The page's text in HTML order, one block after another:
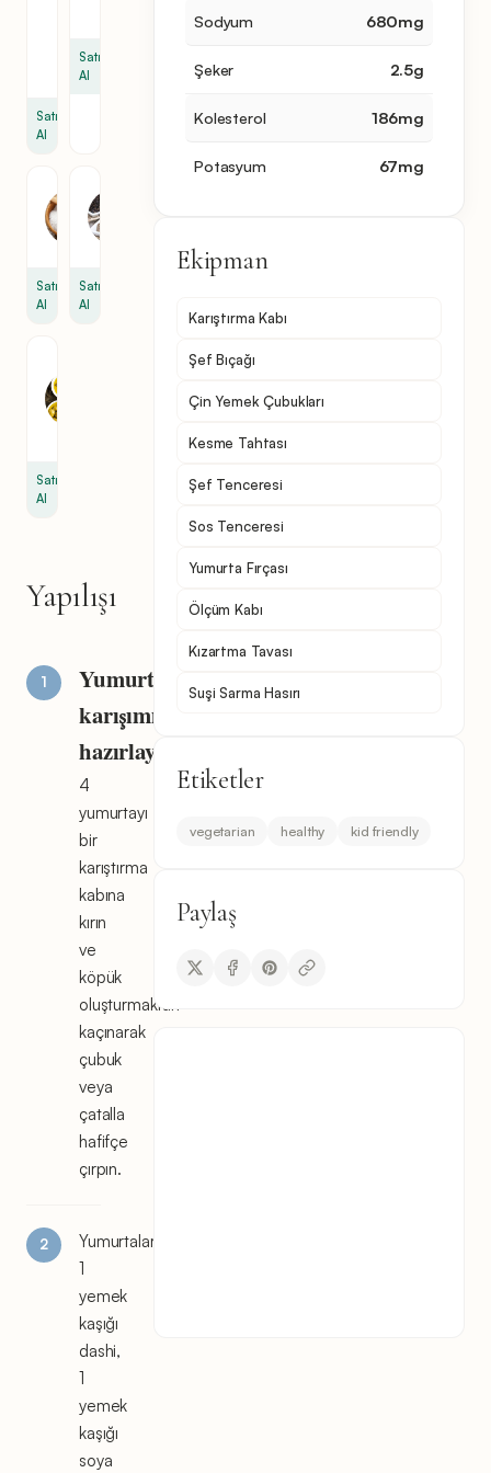
Satın
Al
Satın
Al
Satın
Al
Satın
Al
Satın
Al
Yapılışı
Yumurta
karışımını
hazırlayın
4
yumurtayı
bir
karıştırma
kabına
kırın
ve
köpük
oluşturmaktan
kaçınarak
çubuk
veya
çatalla
hafifçe
çırpın.
Yumurtalara
1
yemek
kaşığı
dashi,
1
yemek
kaşığı
soya
Sodyum 680mg
Şeker 2.5g
Kolesterol 186mg
Potasyum 67mg
Ekipman
Karıştırma Kabı
Şef Bıçağı
Çin Yemek Çubukları
Kesme Tahtası
Şef Tenceresi
Sos Tenceresi
Yumurta Fırçası
Ölçüm Kabı
Kızartma Tavası
Suşi Sarma Hasırı
Etiketler
vegetarian healthy kid friendly
Paylaş